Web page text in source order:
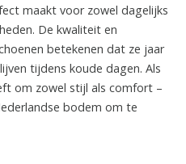
maakt voor zowel dagelijks
De kwaliteit en
betekenen dat ze jaar
tijdens koude dagen. Als
om zowel stijl als comfort –
bodem om te